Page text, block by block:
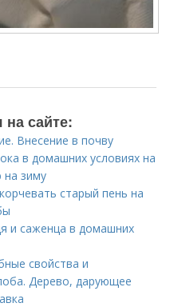
сайте:
Внесение в почву
в домашних условиях на
на зиму
старый пень на
и саженца в домашних
свойства и
Дерево, дарующее